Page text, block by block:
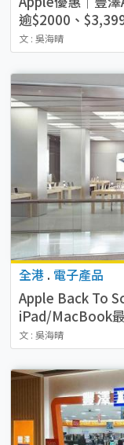
逾$2000、
文 : 吳海晴
全港 . 電子產品
Apple Back To
iPad/MacBook
文 : 吳海晴